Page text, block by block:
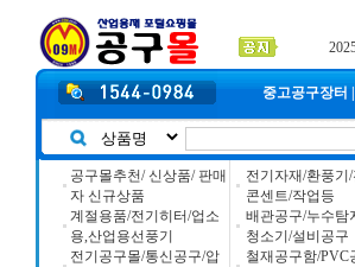
중고공구장터
공구몰추천/ 신상품/ 판매
자 신규상품
계절용품/전기히터/업소
용,산업용선풍기
전기공구몰/통신공구/압
전기자재/환풍기
콘센트/작업등
배관공구/누수탐
청소기/설비공구
철재공구함/PVC